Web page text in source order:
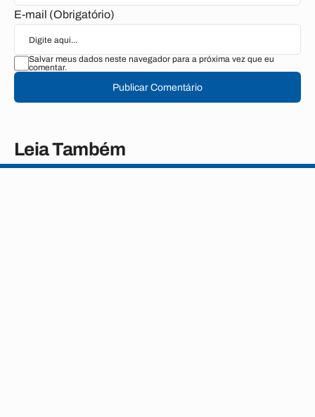
E-mail (Obrigatório)
Salvar meus dados neste navegador para a próxima vez que eu
comentar.
Publicar Comentário
Leia Também